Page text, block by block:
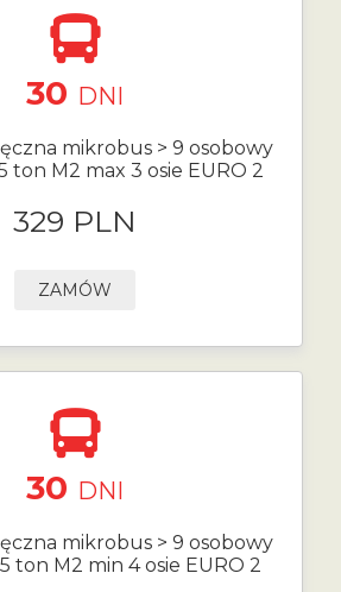
30 DNI
mikrobus > 9 osobowy
ton M2 max 3 osie EURO 2
329 PLN
ZAMÓW
30 DNI
mikrobus > 9 osobowy
ton M2 min 4 osie EURO 2